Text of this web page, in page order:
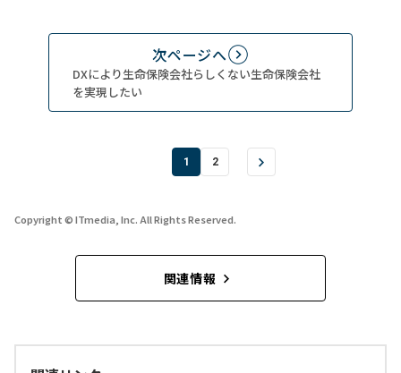
次ページへ
DXにより生命保険会社らしくない生命保険会社
を実現したい
1 2
Copyright © ITmedia, Inc. All Rights Reserved.
関連情報